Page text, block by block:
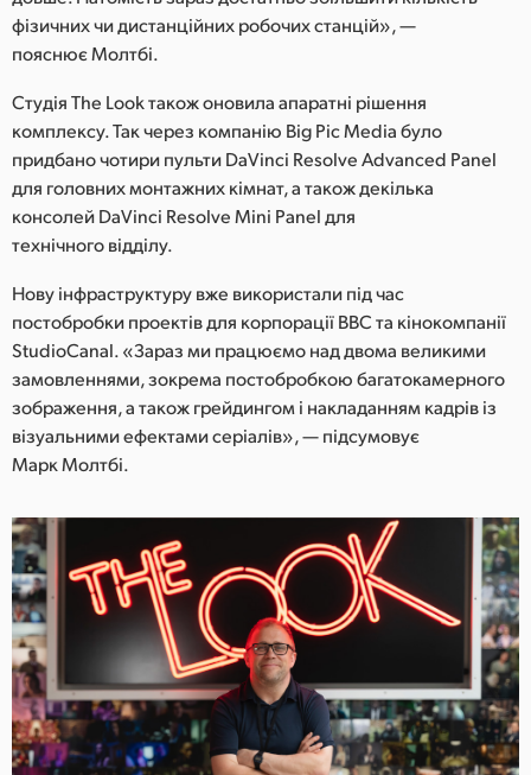
фізичних чи дистанційних робочих станцій», —
пояснює Молтбі.
Студія The Look також оновила апаратні рішення
комплексу. Так через компанію Big Pic Media було
придбано чотири пульти DaVinci Resolve Advanced Panel
для головних монтажних кімнат, а також декілька
консолей DaVinci Resolve Mini Panel для
технічного відділу.
Нову інфраструктуру вже використали під час
постобробки проектів для корпорації BBC та кінокомпанії
StudioCanal. «Зараз ми працюємо над двома великими
замовленнями, зокрема постобробкою багатокамерного
зображення, а також грейдингом і накладанням кадрів із
візуальними ефектами серіалів», — підсумовує
Марк Молтбі.